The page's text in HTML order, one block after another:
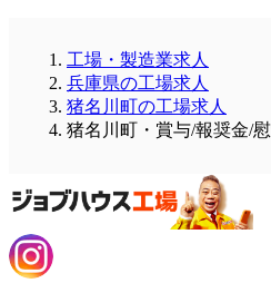
工場・製造業求人
兵庫県の工場求人
猪名川町の工場求人
猪名川町・賞与/報奨金/